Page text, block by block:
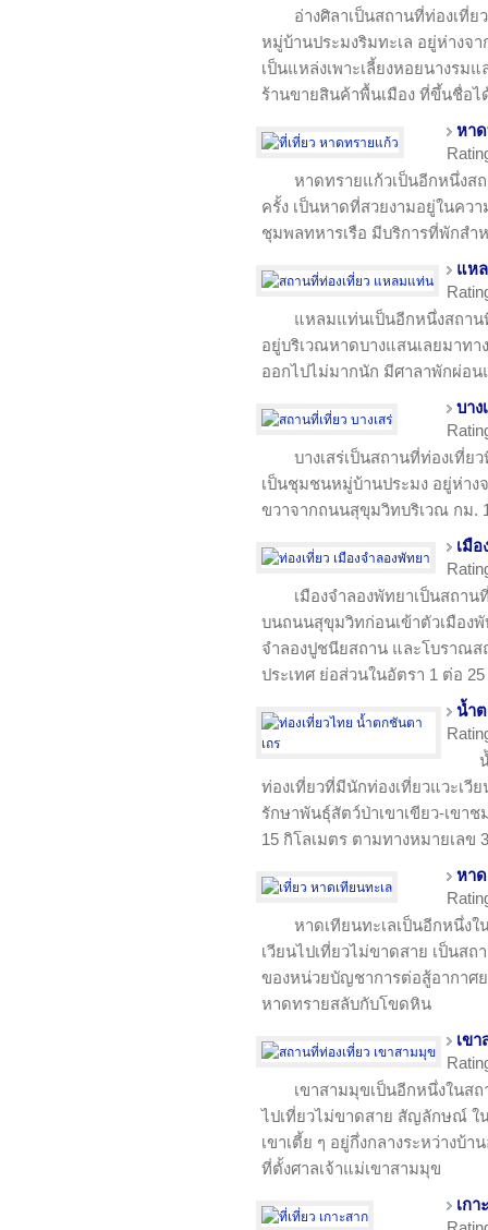
อ่างศิลาเป็นสถานที่ท่องเที่
หมู่บ้านประมงริมทะเล อยู่ห่างจ
เป็นแหล่งเพาะเลี้ยงหอยนางรม
ร้านขายสินค้าพื้นเมือง ที่ขึ้นชื่อ
หา
หาดทรายแก้วเป็นอีกหนึ่งส
ครั้ง เป็นหาดที่สวยงามอยู่ในคว
ชุมพลทหารเรือ มีบริการที่พักสำ
แห
แหลมแท่นเป็นอีกหนึ่งสถา
อยู่บริเวณหาดบางแสนเลยมาท
ออกไปไม่มากนัก มีศาลาพักผ่อน
บาง
บางเสร่เป็นสถานที่ท่องเที่
เป็นชุมชนหมู่บ้านประมง อยู่ห่าง
ขวาจากถนนสุขุมวิทบริเวณ กม.
เมือ
เมืองจำลองพัทยาเป็นสถา
บนถนนสุขุมวิทก่อนเข้าตัวเมือง
จำลองปูชนียสถาน และโบราณ
ประเทศ ย่อส่วนในอัตรา 1 ต่อ 25
น้ำ
ท่องเที่ยวที่มีนักท่องเที่ยวแวะเวี
รักษาพันธุ์สัตว์ป่าเขาเขียว-เข
15 กิโลเมตร ตามทางหมายเลข
หาด
หาดเทียนทะเลเป็นอีกหนึ่ง
เวียนไปเที่ยวไม่ขาดสาย เป็นส
ของหน่วยบัญชาการต่อสู้อากาศ
หาดทรายสลับกับโขดหิน
เข
เขาสามมุขเป็นอีกหนึ่งในส
ไปเที่ยวไม่ขาดสาย สัญลักษณ์ ใ
เขาเตี้ย ๆ อยู่กึ่งกลางระหว่างบ้า
ที่ตั้งศาลเจ้าแม่เขาสามมุข
เกา